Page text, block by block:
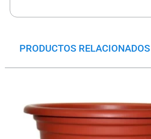
PRODUCTOS RELACIONADOS
era:
$6.5.$5.0.